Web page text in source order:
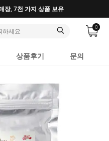
장, 7천 가지 상품 보유
0
상품후기 문의